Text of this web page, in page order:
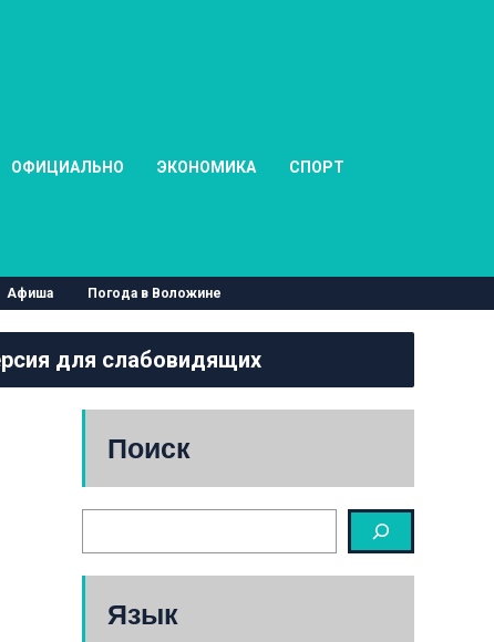
ОФИЦИАЛЬНО ЭКОНОМИКА СПОРТ
Афиша Погода в Воложине
для слабовидящих
Поиск
Язык